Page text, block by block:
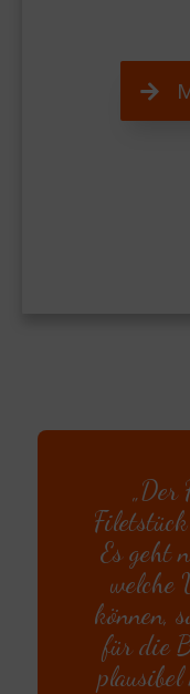
„Der
Es geht
welche
können,
für die
plausibel